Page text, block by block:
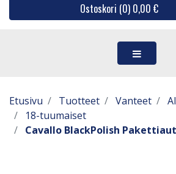
Ostoskori (0) 0,00 €
Etusivu Tuotteet Vanteet
18-tuumaiset
Cavallo BlackPolish